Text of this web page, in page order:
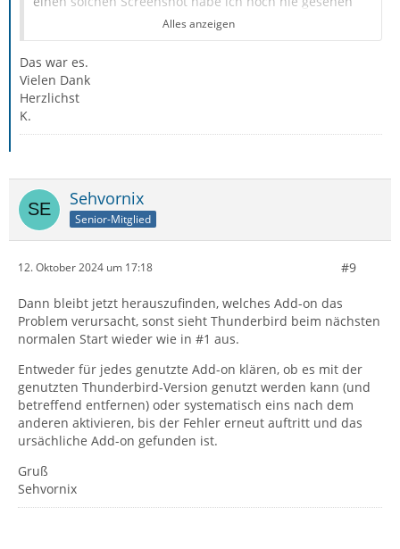
Zitat von kalakke
Anleitung die Shifttaste zu drücken und TB mit
Diese Anleitung gilt nur für die Windows-Version von
Thunderbird. Sie ist gedacht, um TB im sogenannten
Unter macOS halte Alt- die (Option-) Taste gedrückt und
starte TB durch einfach Klick auf sein Icon im Dock.
lässt sich heraus finden, indem du den Ordner
"Programme" öffnest und darin das Programm
Thunderbird.app selektierst:
Alles anzeigen
Das war es.
Vielen Dank
Herzlichst
K.
Sehvornix
Senior-Mitglied
12. Oktober 2024 um 17:18 #9
Dann bleibt jetzt herauszufinden, welches Add-on das
Problem verursacht, sonst sieht Thunderbird beim nächsten
normalen Start wieder wie in #1 aus.
Entweder für jedes genutzte Add-on klären, ob es mit der
genutzten Thunderbird-Version genutzt werden kann (und
betreffend entfernen) oder systematisch eins nach dem
anderen aktivieren, bis der Fehler erneut auftritt und das
ursächliche Add-on gefunden ist.
Gruß
Sehvornix